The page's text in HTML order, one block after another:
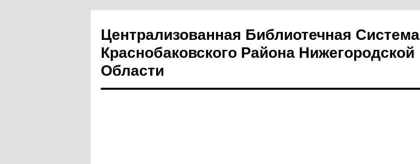
Централизованная Библиотечная Система
Краснобаковского Района Нижегородской
Области